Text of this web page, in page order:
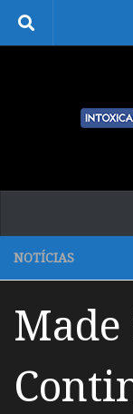
Skip to content
NOTÍCIAS